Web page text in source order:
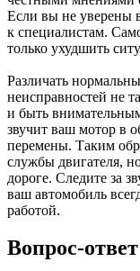
Если вы не уверены
к специалистам.
только ухудшить
Различать
неисправностей не
и быть
звучит ваш мотор в
перемены. Таким
службы двигателя,
дороге. Следите за
ваш автомобиль
работой.
Вопрос-ответ